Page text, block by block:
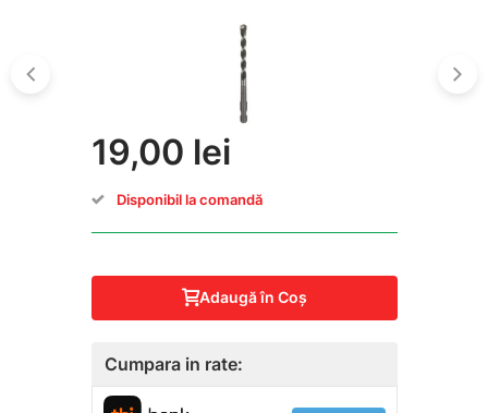
19,00 lei
Disponibil la comandă
Adaugă în Coş
Cumpara in rate: